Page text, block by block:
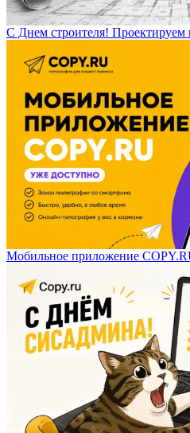
С Днем строителя! Проектируем
Мобильное приложение